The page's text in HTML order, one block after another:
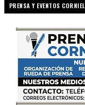
PRENSA Y EVENTOS CORNIEL